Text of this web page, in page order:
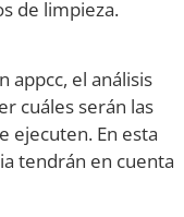
de limpieza.
appcc, el análisis
cuáles serán las
ejecuten. En esta
tendrán en cuenta